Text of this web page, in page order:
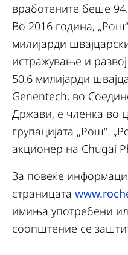
вработените беше
Во 2016 година,
милијарди
истражување и
50,6 милијарди
Genentech, во
Држави, е членка во
групацијата „Рош“.
акционер на Chugai
За повеќе
страницата
имиња употребени
соопштение се